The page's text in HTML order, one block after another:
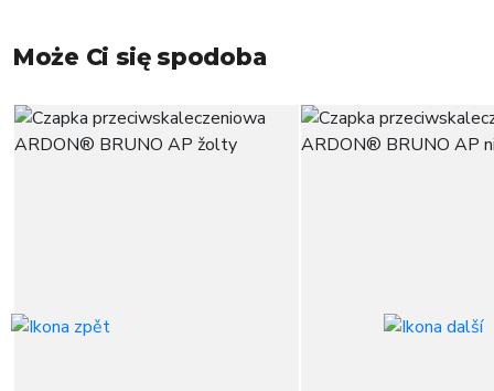
Może Ci się spodoba